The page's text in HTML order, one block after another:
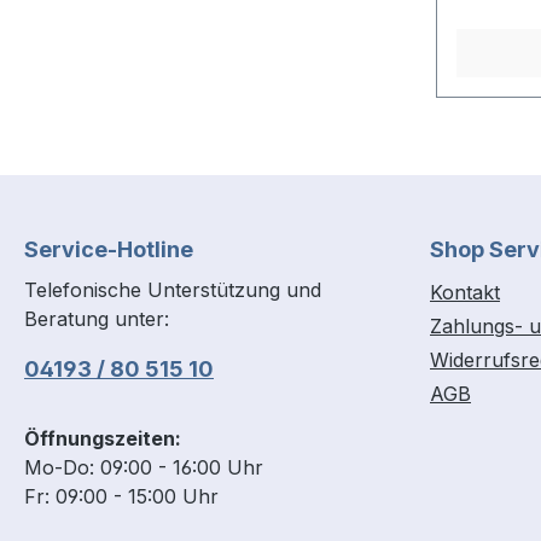
Service-Hotline
Telefonische Unterstützung und
Beratung unter:
04193 / 80 515 10
Öffnungszeiten:
Mo-Do: 09:00 - 16:00 Uhr
Fr: 09:00 - 15:00 Uhr
Shop
Kontakt
Zahlungs-
AGB